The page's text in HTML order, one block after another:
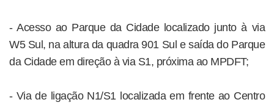
- Acesso ao Parque da Cidade localizado junto à via
W5 Sul, na altura da quadra 901 Sul e saída do Parque
da Cidade em direção à via S1, próxima ao MPDFT;
- Via de ligação N1/S1 localizada em frente ao Centro